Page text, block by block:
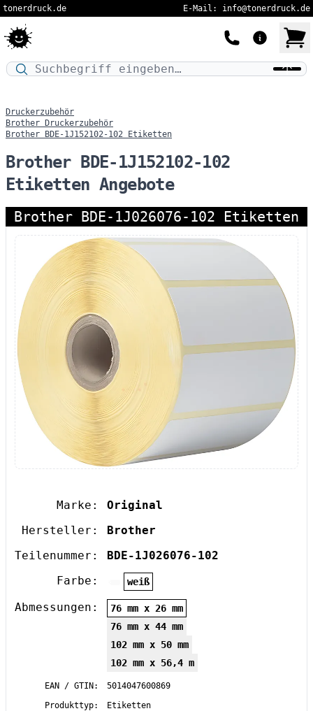
tonerdruck.de E-Mail: info@tonerdruck.de
Druckermodell oder Produktnamen eingeben…
Druckerzubehör
Brother Druckerzubehör
Brother BDE-1J152102-102 Etiketten
Brother BDE-1J152102-102
Etiketten Angebote
Brother BDE-1J026076-102 Etiketten
Marke:
Original
Hersteller:
Brother
Teilenummer:
BDE-1J026076-102
Farbe:
weiß
Abmessungen:
76 mm x 26 mm
76 mm x 44 mm
102 mm x 50 mm
102 mm x 56,4 m
EAN / GTIN:
5014047600869
Produkttyp:
Etiketten